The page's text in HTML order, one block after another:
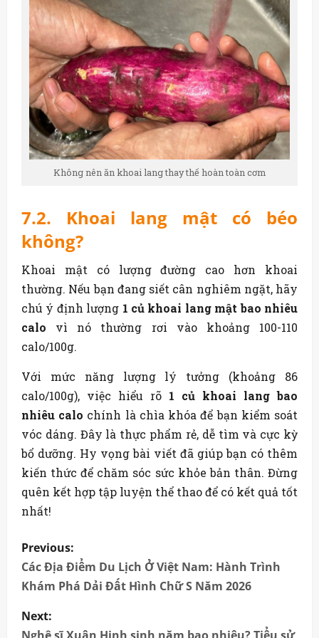
Không nên ăn khoai lang thay thế hoàn toàn cơm
7.2. Khoai lang mật có béo
không?
Khoai mật có lượng đường cao hơn khoai
thường. Nếu bạn đang siết cân nghiêm ngặt, hãy
chú ý định lượng 1 củ khoai lang mật bao nhiêu
calo vì nó thường rơi vào khoảng 100-110
calo/100g.
Với mức năng lượng lý tưởng (khoảng 86
calo/100g), việc hiểu rõ 1 củ khoai lang bao
nhiêu calo chính là chìa khóa để bạn kiểm soát
vóc dáng. Đây là thực phẩm rẻ, dễ tìm và cực kỳ
bổ dưỡng. Hy vọng bài viết đã giúp bạn có thêm
kiến thức để chăm sóc sức khỏe bản thân. Đừng
quên kết hợp tập luyện thể thao để có kết quả tốt
nhất!
P
o
t
Previous:
Các Địa Điểm Du Lịch Ở Việt Nam: Hành Trình
Khám Phá Dải Đất Hình Chữ S Năm 2026
Next: